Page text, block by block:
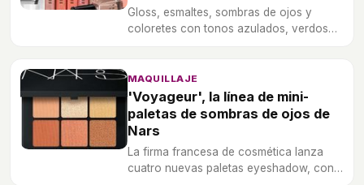
Gloss, esmaltes, sombras de ojos y
coloretes con tonos azulados, verdosos
MAQUILLAJE
'Voyageur', la línea de mini-
paletas de sombras de ojos de
Nars
La firma francesa de cosmética lanza
cuatro nuevas paletas eyeshadow, con